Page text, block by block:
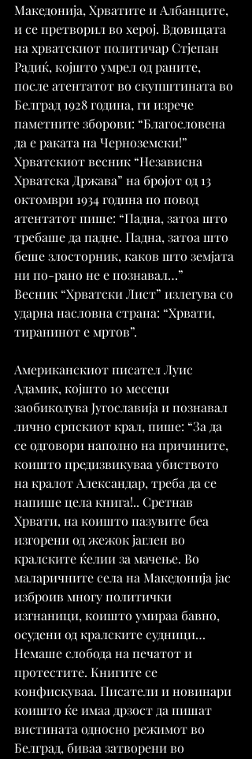
Македонија, Хрватите и Албанците,
и се претворил во херој. Вдовицата
на хрватскиот политичар Стјепан
Радиќ, којшто умрел од раните,
после атентатот во скупштината во
Белград 1928 година, ги изрече
паметните зборови: “Благословена
да е раката на Черноземски!”
Хрватскиот весник “Независна
Хрватска Држава” на бројот од 13
октомври 1934 година по повод
атентатот пише: “Падна, затоа што
требаше да падне. Падна, затоа што
беше злосторник, каков што земјата
ни по-рано не е познавал…”
Весник “Хрватски Лист” излегува со
ударна насловна страна: “Хрвати,
тиранинот е мртов”.
Американскиот писател Луис
Адамик, којшто 10 месеци
заобиколува Југославија и познавал
лично српскиот крал, пише: “За да
се одговори наполно на причините,
коишто предизвикуваа убиството
на кралот Александар, треба да се
напише цела книга!.. Сретнав
Хрвати, на коишто пазувите беа
изгорени од жежок јаглен во
кралските ќелии за мачење. Во
маларичните села на Македонија јас
изброив многу политички
изгнаници, коишто умираа бавно,
осудени од кралските судници…
Немаше слобода на печатот и
протестите. Книгите се
конфискуваа. Писатели и новинари
коишто ќе имаа дрзост да пишат
вистината односно режимот во
Белград, биваа затворени во